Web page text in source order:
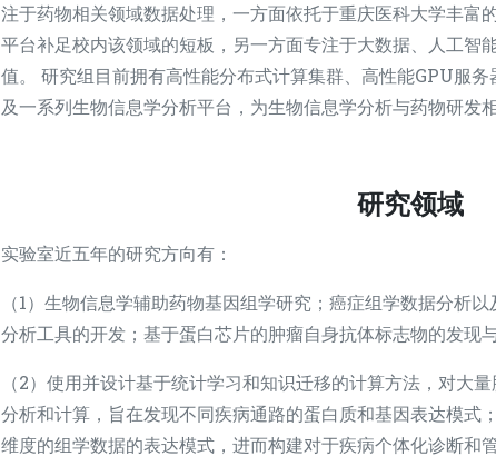
注于药物相关领域数据处理，一方面依托于重庆医科大学丰富
平台补足校内该领域的短板，另一方面专注于大数据、人工智
值。 研究组目前拥有高性能分布式计算集群、高性能GPU服
及一系列生物信息学分析平台，为生物信息学分析与药物研发
研究领域
实验室近五年的研究方向有：
（1）生物信息学辅助药物基因组学研究；癌症组学数据分析
分析工具的开发；基于蛋白芯片的肿瘤自身抗体标志物的发现与
（2）使用并设计基于统计学习和知识迁移的计算方法，对大
分析和计算，旨在发现不同疾病通路的蛋白质和基因表达模式
维度的组学数据的表达模式，进而构建对于疾病个体化诊断和